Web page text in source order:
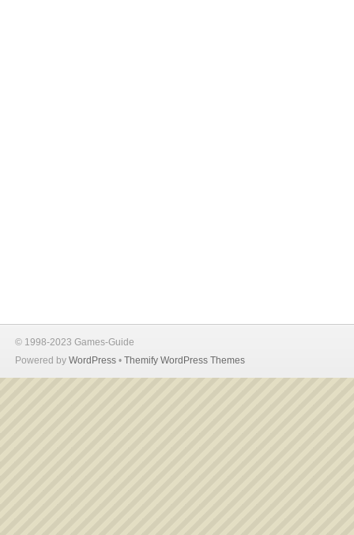
© 1998-2023 Games-Guide
Powered by WordPress • Themify WordPress Themes